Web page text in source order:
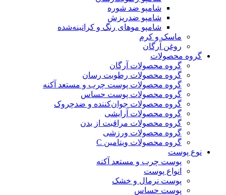
شامپو ضد شوره
شامپو ضدریزش
شامپو موهای رنگ‌ و کراتینه‌شده
ماسک و کرم
روغن آرگان
گروه محصولات
گروه محصولات آرگان
گروه محصولات رطوبت رسان
گروه محصولات پوست چرب و مستعد آکنه
گروه محصولات پوست حساس
گروه محصولات جوان‌کننده و ضدچروک
گروه محصولات آرایشی
گروه محصولات مراقبت از بدن
گروه محصولات ورزشی
گروه محصولات ویتامین C
نوع پوست
پوست چرب و مستعد آکنه
انواع پوست
پوست نرمال و خشک
پوست حساس